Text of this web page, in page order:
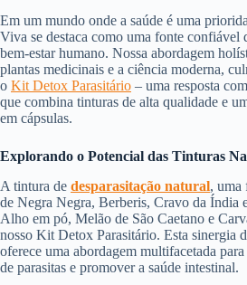
Em um mundo onde a saúde é uma
Viva se destaca como uma fonte confiável
bem-estar humano. Nossa abordagem
plantas medicinais e a ciência moderna,
o Kit Detox Parasitário – uma resposta
que combina tinturas de alta qualidade e
em cápsulas.
Explorando o Potencial das Tinturas
A tintura de desparasitação natural, uma
de Negra Negra, Berberis, Cravo da Índia
Alho em pó, Melão de São Caetano e
nosso Kit Detox Parasitário. Esta sinergia
oferece uma abordagem multifacetada
de parasitas e promover a saúde intestinal.